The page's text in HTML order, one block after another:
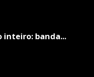
inteiro: banda...